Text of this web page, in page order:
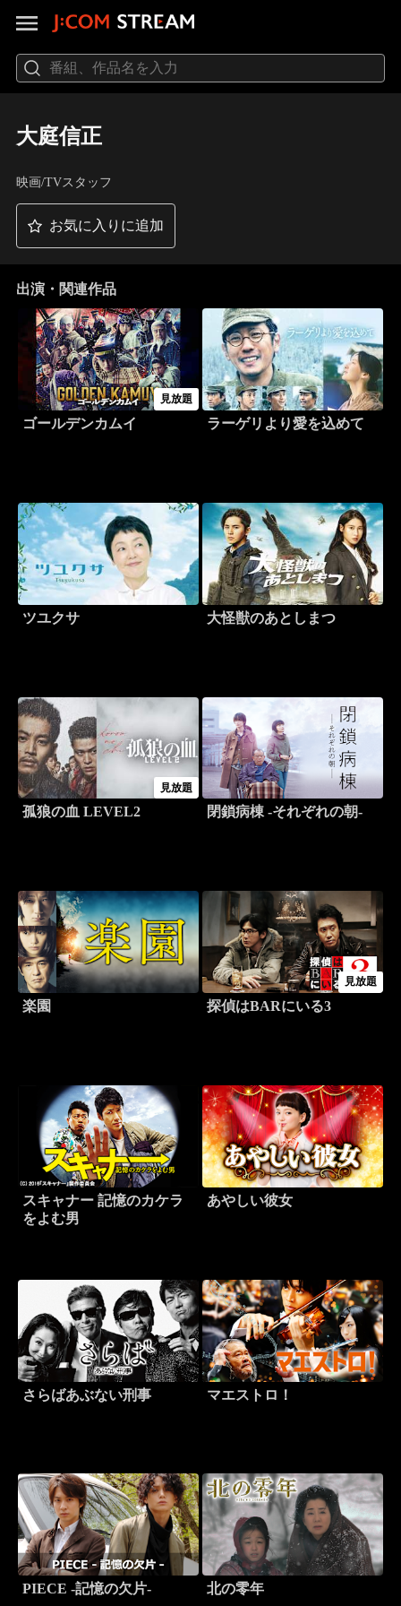
大庭信正
映画/TVスタッフ
お気に入りに追加
出演・関連作品
見放題
ゴールデンカムイ ラーゲリより愛を込めて
ツユクサ 大怪獣のあとしまつ
見放題
孤狼の血 LEVEL2 閉鎖病棟 -それぞれの朝-
楽園
見放題
探偵はBARにいる3
スキャナー 記憶のカケラ
をよむ男
あやしい彼女
さらばあぶない刑事 マエストロ！
PIECE -記憶の欠片- 北の零年